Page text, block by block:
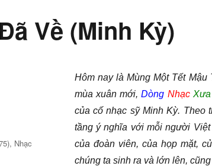
Về (Minh Kỳ)
Hôm nay là Mùng Một Tết Mậu
mùa xuân mới,Dòng Nhạc Xưa
của cố nhạc sỹ Minh Kỳ. Theo
tầng ý nghĩa với mỗi người
của đoàn viên, của họp mặt,
chúng ta sinh ra và lớn lên,
, Nhạc